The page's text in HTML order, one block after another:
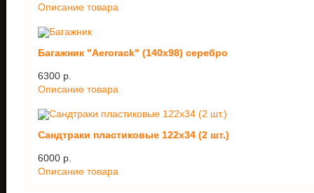
Описание товара
Багажник "Aerorack" (140х98) серебро
6300 p.
Описание товара
Сандтраки пластиковые 122х34 (2 шт.)
6000 p.
Описание товара